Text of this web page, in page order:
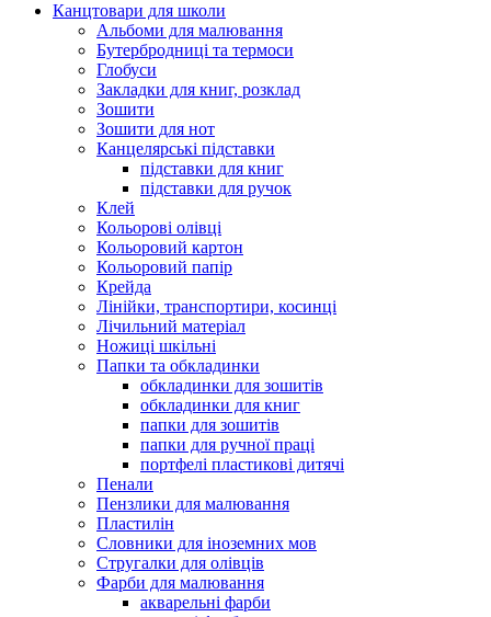
Канцтовари для школи
Альбоми для малювання
Бутербродниці та термоси
Глобуси
Закладки для книг, розклад
Зошити
Зошити для нот
Канцелярські підставки
підставки для книг
підставки для ручок
Клей
Кольорові олівці
Кольоровий картон
Кольоровий папір
Крейда
Лінійки, транспортири, косинці
Лічильний матеріал
Ножиці шкільні
Папки та обкладинки
обкладинки для зошитів
обкладинки для книг
папки для зошитів
папки для ручної праці
портфелі пластикові дитячі
Пенали
Пензлики для малювання
Пластилін
Словники для іноземних мов
Стругалки для олівців
Фарби для малювання
акварельні фарби